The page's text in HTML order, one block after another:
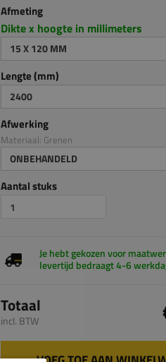
Afmeting
Dikte x hoogte in millimeters
15 X 120 MM
Lengte (mm)
2400
Afwerking
Materiaal: Grenen
ONBEHANDELD
Aantal stuks
Je hebt gekozen voor
levertijd bedraagt 4-6
Totaal
incl. BTW